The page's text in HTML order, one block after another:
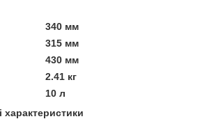
340 мм
315 мм
430 мм
2.41 кг
10 л
характеристики